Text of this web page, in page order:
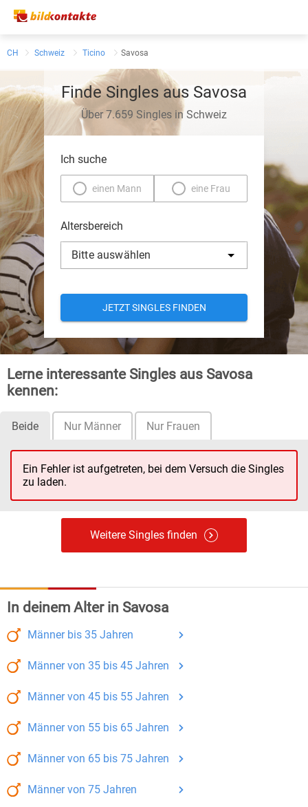
CH Schweiz Ticino Savosa
Finde Singles aus Savosa
Über 7.659 Singles in Schweiz
Ich suche
einen Mann eine Frau
Altersbereich
Bitte auswählen
JETZT SINGLES FINDEN
Lerne interessante Singles aus Savosa
kennen:
Beide Nur Männer Nur Frauen
Ein Fehler ist aufgetreten, bei dem Versuch die Singles
zu laden.
Weitere Singles finden
In deinem Alter in Savosa
Männerbis 35 Jahren
Männervon 35 bis 45 Jahren
Männervon 45 bis 55 Jahren
Männervon 55 bis 65 Jahren
Männervon 65 bis 75 Jahren
Männervon 75 Jahren